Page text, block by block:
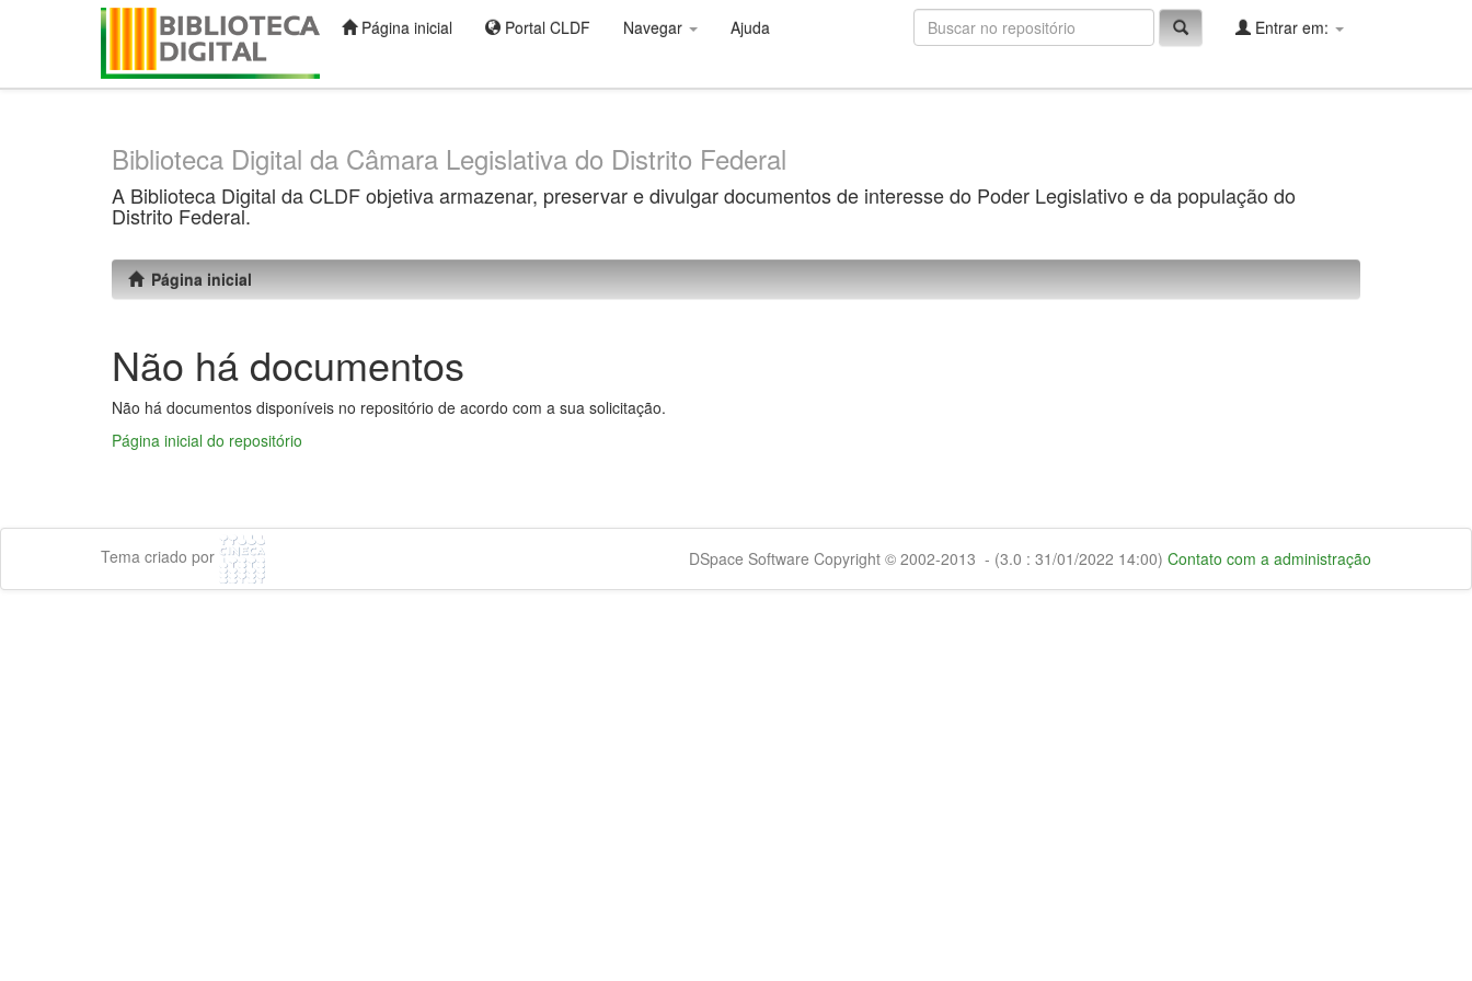
Página inicial Portal CLDF Navegar Ajuda Entrar em:
Biblioteca Digital da Câmara Legislativa do Distrito Federal
A Biblioteca Digital da CLDF objetiva armazenar, preservar e divulgar documentos de interesse do Poder Legislativo e da população do
Distrito Federal.
Página inicial
Não há documentos
Não há documentos disponíveis no repositório de acordo com a sua solicitação.
Página inicial do repositório
Tema criado por DSpace Software Copyright © 2002-2013 - (3.0 : 31/01/2022 14:00) Contato com a administração